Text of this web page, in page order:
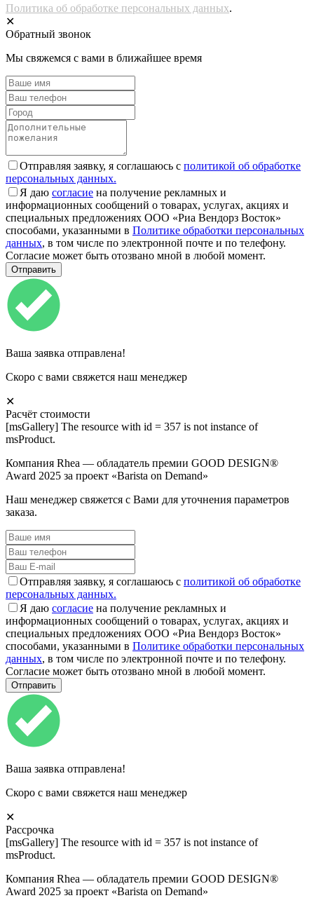
Политика об обработке персональных данных.
✕
Обратный звонок
Мы свяжемся с вами в ближайшее время
Отправляя заявку, я соглашаюсь с политикой об обработке
персональных данных.
Я даю согласие на получение рекламных и
информационных сообщений о товарах, услугах, акциях и
специальных предложениях ООО «Риа Вендорз Восток»
способами, указанными в Политике обработки персональных
данных, в том числе по электронной почте и по телефону.
Согласие может быть отозвано мной в любой момент.
Ваша заявка отправлена!
Скоро с вами свяжется наш менеджер
✕
Расчёт стоимости
[msGallery] The resource with id = 357 is not instance of
msProduct.
Компания Rhea — обладатель премии GOOD DESIGN®
Award 2025 за проект «Barista on Demand»
Наш менеджер свяжется с Вами для уточнения параметров
заказа.
Отправляя заявку, я соглашаюсь с политикой об обработке
персональных данных.
Я даю согласие на получение рекламных и
информационных сообщений о товарах, услугах, акциях и
специальных предложениях ООО «Риа Вендорз Восток»
способами, указанными в Политике обработки персональных
данных, в том числе по электронной почте и по телефону.
Согласие может быть отозвано мной в любой момент.
Ваша заявка отправлена!
Скоро с вами свяжется наш менеджер
✕
Рассрочка
[msGallery] The resource with id = 357 is not instance of
msProduct.
Компания Rhea — обладатель премии GOOD DESIGN®
Award 2025 за проект «Barista on Demand»